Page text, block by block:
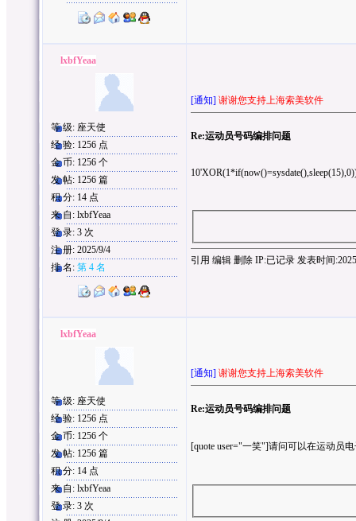
lxbfYeaa
等 级: 座天使
经 验: 1256 点
金 币: 1256 个
发 帖: 1256 篇
积 分: 14 点
来 自: lxbfYeaa
登 录: 3 次
注 册: 2025/9/4
排 名: 第 4 名
[通知] 谢谢您支持上海索美软件
Re:运动员号码编排问题
引用 编辑 删除 IP:已记录 发表时间
lxbfYeaa
等 级: 座天使
经 验: 1256 点
金 币: 1256 个
发 帖: 1256 篇
积 分: 14 点
来 自: lxbfYeaa
登 录: 3 次
[通知] 谢谢您支持上海索美软件
Re:运动员号码编排问题
[quote user="一笑"]请问可以在运动员